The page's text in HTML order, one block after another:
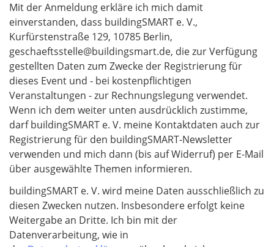
Mit der Anmeldung erkläre ich mich damit
einverstanden, dass buildingSMART e. V.,
Kurfürstenstraße 129, 10785 Berlin,
geschaeftsstelle@buildingsmart.de, die zur Verfügung
gestellten Daten zum Zwecke der Registrierung für
dieses Event und - bei kostenpflichtigen
Veranstaltungen - zur Rechnungslegung verwendet.
Wenn ich dem weiter unten ausdrücklich zustimme,
darf buildingSMART e. V. meine Kontaktdaten auch zur
Registrierung für den buildingSMART-Newsletter
verwenden und mich dann (bis auf Widerruf) per E-Mail
über ausgewählte Themen informieren.
buildingSMART e. V. wird meine Daten ausschließlich zu
diesen Zwecken nutzen. Insbesondere erfolgt keine
Weitergabe an Dritte. Ich bin mit der
Datenverarbeitung, wie in